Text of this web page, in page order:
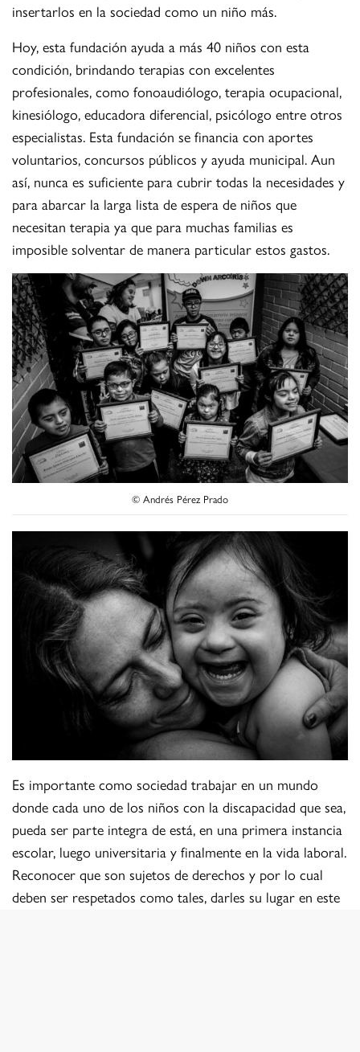
insertarlos en la sociedad como un niño más.
Hoy, esta fundación ayuda a más 40 niños con esta
condición, brindando terapias con excelentes
profesionales, como fonoaudiólogo, terapia ocupacional,
kinesiólogo, educadora diferencial, psicólogo entre otros
especialistas. Esta fundación se financia con aportes
voluntarios, concursos públicos y ayuda municipal. Aun
así, nunca es suficiente para cubrir todas la necesidades y
para abarcar la larga lista de espera de niños que
necesitan terapia ya que para muchas familias es
imposible solventar de manera particular estos gastos.
© Andrés Pérez Prado
Es importante como sociedad trabajar en un mundo
donde cada uno de los niños con la discapacidad que sea,
pueda ser parte integra de está, en una primera instancia
escolar, luego universitaria y finalmente en la vida laboral.
Reconocer que son sujetos de derechos y por lo cual
deben ser respetados como tales, darles su lugar en este